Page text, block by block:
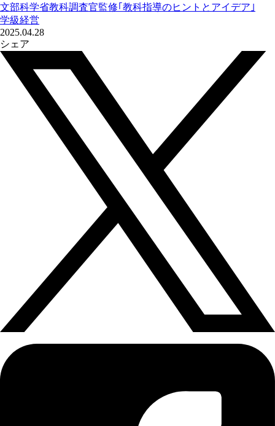
文部科学省教科調査官監修｢教科指導のヒントとアイデア｣
学級経営
2025.04.28
シェア